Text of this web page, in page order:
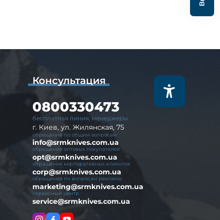
Консультация
бесплатная линия, менеджеры
0800330473
г. Киев, ул. Жилянская, 75
обращение по общим вопросам
info@srmknives.com.ua
обращение оптовых покупателей
opt@srmknives.com.ua
обращение корпоративных клиентов
corp@srmknives.com.ua
обращения по вопросам рекламы
marketing@srmknives.com.ua
сервисный центр
service@srmknives.com.ua